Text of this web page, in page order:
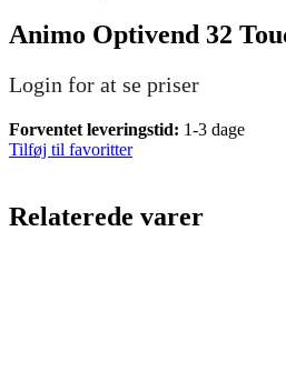
Animo Optivend 32
Login for at se priser
Forventet leveringstid: 1-3 dage
Tilføj til favoritter
Relaterede varer